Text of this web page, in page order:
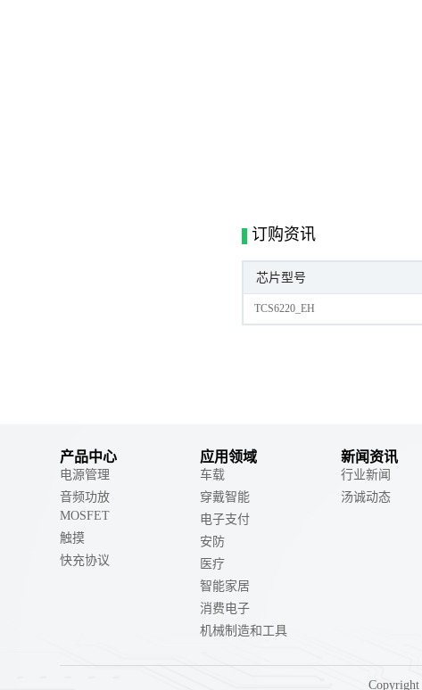
订购资讯
芯片型号
TCS6220_EH
产品中心
电源管理
音频功放
MOSFET
触摸
快充协议
应用领域
车载
穿戴智能
电子支付
安防
医疗
智能家居
消费电子
机械制造和工具
新闻资讯
行业新闻
汤诚动态